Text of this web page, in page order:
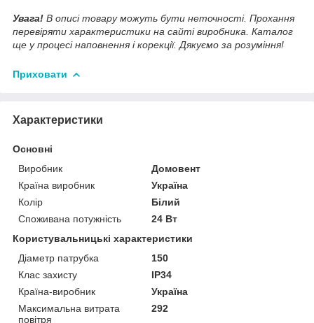
Увага! В описі товару можуть бути неточності. Прохання
перевіряти характеристики на сайті виробника. Каталог
ще у процесі наповнення і корекції. Дякуємо за розуміння!
Приховати
Характеристики
Основні
Виробник
Домовент
Країна виробник
Україна
Колір
Білий
Споживана потужність
24 Вт
Користувальницькі характеристики
Діаметр патрубка
150
Клас захисту
IP34
Країна-виробник
Україна
Максимальна витрата
повітря
292